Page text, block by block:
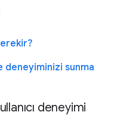
deneyiminizi sunma
deneyimi